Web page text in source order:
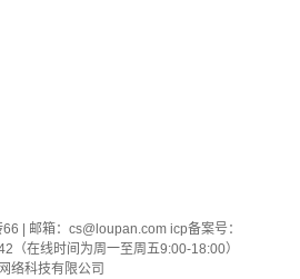
| 邮箱： cs@loupan.com icp备案号：
（在线时间为周一至周五9:00-18:00）
络科技有限公司